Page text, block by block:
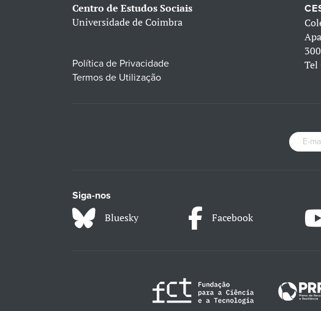
Centro de Estudos Sociais
Universidade de Coimbra
Política de Privacidade
Termos de Utilização
Tel
Siga-nos
Bluesky Facebook